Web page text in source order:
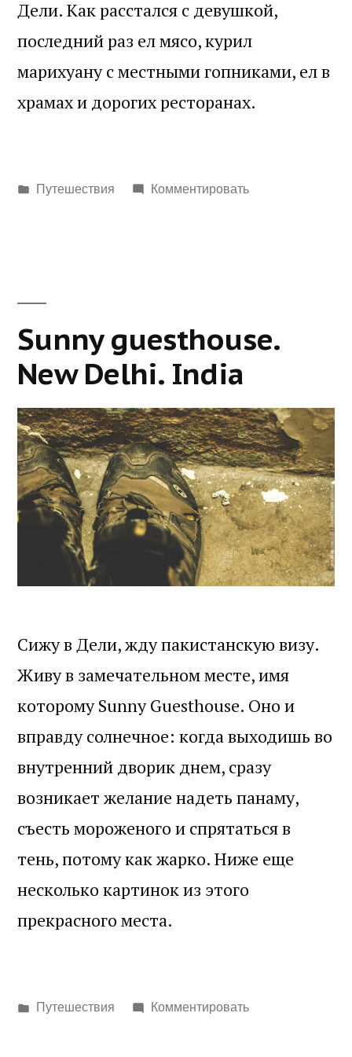
Дели. Как расстался с девушкой,
последний раз ел мясо, курил
марихуану с местными гопниками, ел в
храмах и дорогих ресторанах.
Написано
Путешествия Комментировать
Sunny guesthouse.
New Delhi. India
Сижу в Дели, жду пакистанскую визу.
Живу в замечательном месте, имя
которому Sunny Guesthouse. Оно и
вправду солнечное: когда выходишь во
внутренний дворик днем, сразу
возникает желание надеть панаму,
съесть мороженого и спрятаться в
тень, потому как жарко. Ниже еще
несколько картинок из этого
прекрасного места.
Написано
Путешествия Комментировать